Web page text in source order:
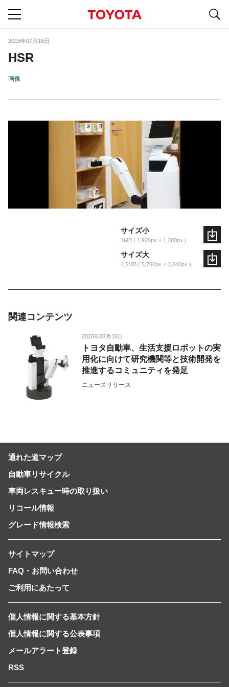
2015年07月16日
HSR
画像
サイズ小
1MB 1,920px × 1,280px
サイズ大
4.5MB 5,760px × 3,840px
関連コンテンツ
2015年07月16日
トヨタ自動車、生活支援ロボットの実
用化に向けて研究機関等と技術開発を
推進するコミュニティを発足
ニュースリリース
通れた道マップ
自動車リサイクル
車両レスキュー時の取り扱い
リコール情報
グレード情報検索
サイトマップ
FAQ・お問い合わせ
ご利用にあたって
個人情報に関する基本方針
個人情報に関する公表事項
メールアラート登録
RSS